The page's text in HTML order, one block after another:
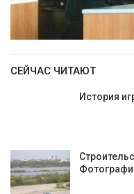
СЕЙЧАС ЧИТАЮТ
История